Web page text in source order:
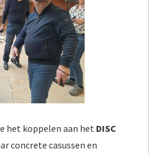
het koppelen aan het DISC
concrete casussen en